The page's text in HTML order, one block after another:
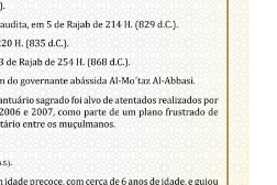
Brasil recebe o ex-
Exteriores da
do Irã
em São Paulo, o ex-ministro das
Islâmica do Irã, Sr. Kamal
visitando